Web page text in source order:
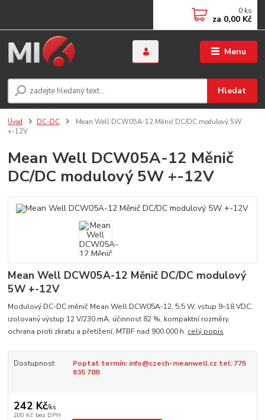
Menu
Hledat
0 ks
za 0,00 Kč
Úvod DC-DC
Mean Well DCW05A-12 Měnič DC/DC modulový 5W
+-12V
Mean Well DCW05A-12 Měnič
DC/DC modulový 5W +-12V
Mean Well DCW05A-12 Měnič DC/DC modulový
5W +-12V
Modulový DC-DC měnič Mean Well DCW05A-12, 5,5 W, vstup 9–18 VDC,
izolovaný výstup 12 V/230 mA, účinnost 82 %, kompaktní rozměry,
ochrana proti zkratu a přetížení, MTBF nad 900 000 h. celý popis
Dostupnost
Poptat termín: info@czech-meanwell.cz tel: 775
635 788
242 Kč/ks
200 Kč bez DPH